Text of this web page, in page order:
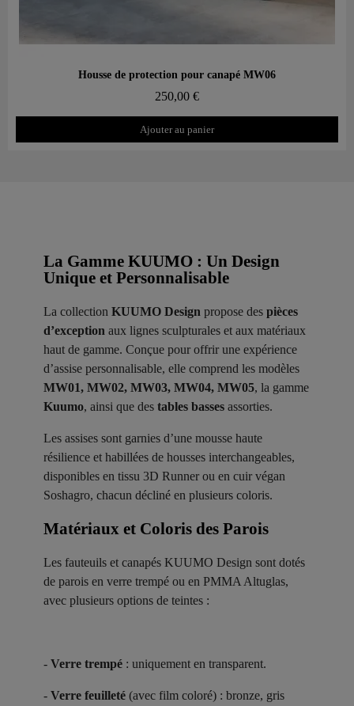
Aperçu rapide
Housse de protection pour canapé MW06
250,00 €
Ajouter au panier
La Gamme KUUMO : Un Design
Unique et Personnalisable
La collection KUUMO Design propose des pièces
d’exception aux lignes sculpturales et aux matériaux
haut de gamme. Conçue pour offrir une expérience
d’assise personnalisable, elle comprend les modèles
MW01, MW02, MW03, MW04, MW05, la gamme
Kuumo, ainsi que des tables basses assorties.
Les assises sont garnies d’une mousse haute
résilience et habillées de housses interchangeables,
disponibles en tissu 3D Runner ou en cuir végan
Soshagro, chacun décliné en plusieurs coloris.
Matériaux et Coloris des Parois ​
Les fauteuils et canapés KUUMO Design sont dotés
de parois en verre trempé ou en PMMA Altuglas,
avec plusieurs options de teintes :
- Verre trempé : uniquement en transparent.
- Verre feuilleté (avec film coloré) : bronze, gris